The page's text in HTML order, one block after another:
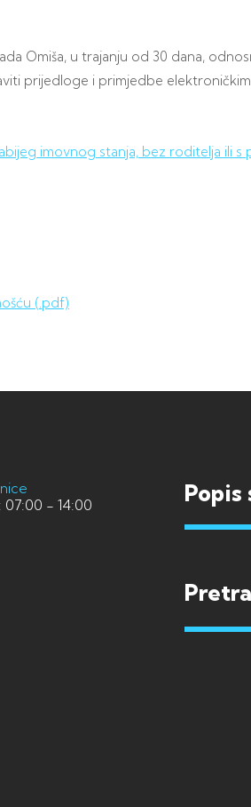
Omiša, u trajanju od 30 dana,
prijedloge i primjedbe
imovnog stanja, bez roditelja ili
(.pdf)
07:00 - 14:00